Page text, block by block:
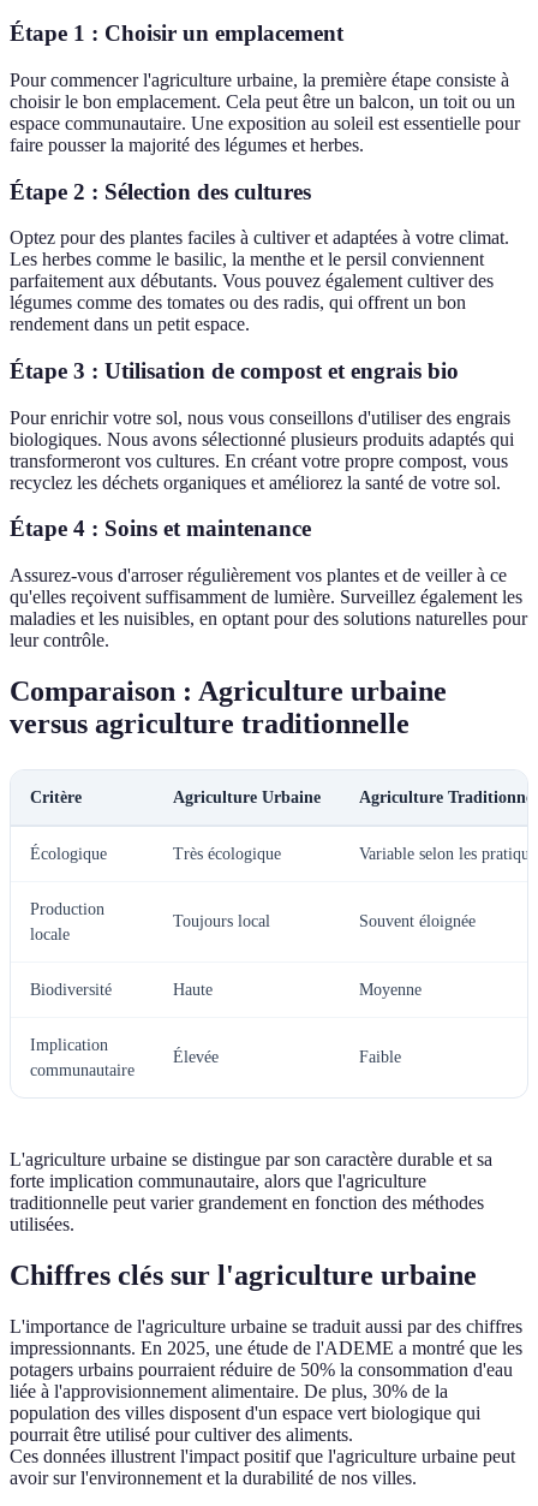
Étape 1 : Choisir un emplacement
Pour commencer l'agriculture urbaine, la première étape consiste à
choisir le bon emplacement. Cela peut être un balcon, un toit ou un
espace communautaire. Une exposition au soleil est essentielle pour
faire pousser la majorité des légumes et herbes.
Étape 2 : Sélection des cultures
Optez pour des plantes faciles à cultiver et adaptées à votre climat.
Les herbes comme le basilic, la menthe et le persil conviennent
parfaitement aux débutants. Vous pouvez également cultiver des
légumes comme des tomates ou des radis, qui offrent un bon
rendement dans un petit espace.
Étape 3 : Utilisation de compost et engrais bio
Pour enrichir votre sol, nous vous conseillons d'utiliser des engrais
biologiques. Nous avons sélectionné plusieurs produits adaptés qui
transformeront vos cultures. En créant votre propre compost, vous
recyclez les déchets organiques et améliorez la santé de votre sol.
Étape 4 : Soins et maintenance
Assurez-vous d'arroser régulièrement vos plantes et de veiller à ce
qu'elles reçoivent suffisamment de lumière. Surveillez également les
maladies et les nuisibles, en optant pour des solutions naturelles pour
leur contrôle.
Comparaison : Agriculture urbaine
versus agriculture traditionnelle
Critère Agriculture Urbaine Agriculture
Écologique Très écologique Variable selon les
Production
locale
Toujours local Souvent éloignée
Biodiversité Haute Moyenne
Implication
communautaire
Élevée Faible
L'agriculture urbaine se distingue par son caractère durable et sa
forte implication communautaire, alors que l'agriculture
traditionnelle peut varier grandement en fonction des méthodes
utilisées.
Chiffres clés sur l'agriculture urbaine
L'importance de l'agriculture urbaine se traduit aussi par des chiffres
impressionnants. En 2025, une étude de l'ADEME a montré que les
potagers urbains pourraient réduire de 50% la consommation d'eau
liée à l'approvisionnement alimentaire. De plus, 30% de la
population des villes disposent d'un espace vert biologique qui
pourrait être utilisé pour cultiver des aliments.
Ces données illustrent l'impact positif que l'agriculture urbaine peut
avoir sur l'environnement et la durabilité de nos villes.